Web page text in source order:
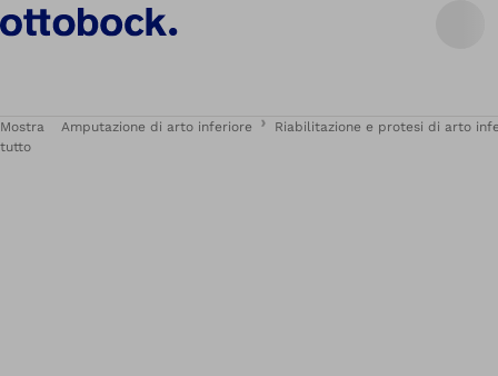
Mostra
tutto
Amputazione di arto inferiore Riabilitazione e protesi di arto